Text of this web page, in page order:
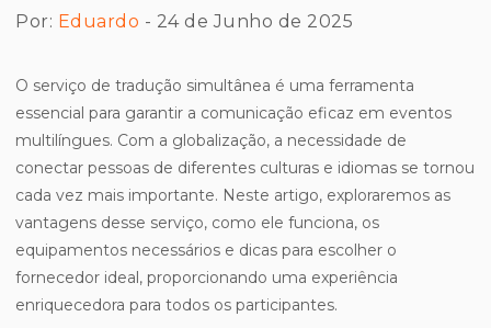
Por: Eduardo - 24 de Junho de 2025
O serviço de tradução simultânea é uma ferramenta
essencial para garantir a comunicação eficaz em eventos
multilíngues. Com a globalização, a necessidade de
conectar pessoas de diferentes culturas e idiomas se tornou
cada vez mais importante. Neste artigo, exploraremos as
vantagens desse serviço, como ele funciona, os
equipamentos necessários e dicas para escolher o
fornecedor ideal, proporcionando uma experiência
enriquecedora para todos os participantes.